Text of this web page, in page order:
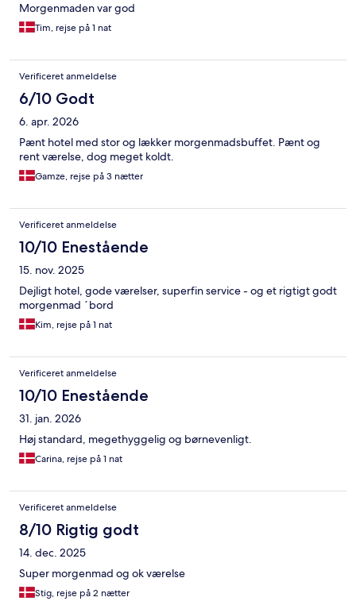
Morgenmaden var god
Tim, rejse på 1 nat
Verificeret anmeldelse
6/10 Godt
6. apr. 2026
Pænt hotel med stor og lækker morgenmadsbuffet. Pænt og
rent værelse, dog meget koldt.
Gamze, rejse på 3 nætter
Verificeret anmeldelse
10/10 Enestående
15. nov. 2025
Dejligt hotel, gode værelser, superfin service - og et rigtigt godt
morgenmad ´bord
Kim, rejse på 1 nat
Verificeret anmeldelse
10/10 Enestående
31. jan. 2026
Høj standard, megethyggelig og børnevenligt.
Carina, rejse på 1 nat
Verificeret anmeldelse
8/10 Rigtig godt
14. dec. 2025
Super morgenmad og ok værelse
Stig, rejse på 2 nætter